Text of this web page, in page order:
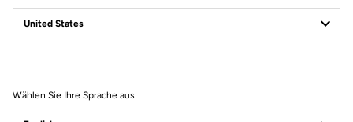
Ein Leitfaden für die
Rennrads
Wählen Sie Ihre Sprache aus